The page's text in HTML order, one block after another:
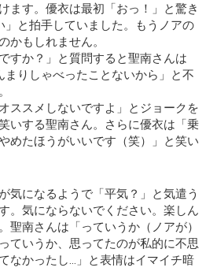
ます。優衣は最初「おっ！」と驚き
」と拍手していました。もうノアの
かもしれません。
すか？」と質問すると聖南さんは
まりしゃべったことないから」
と不
ススメしないですよ」とジョークを
いする聖南さん。さらに優衣は「乗
めたほうがいいです（笑）」と笑い
気になるようで「平気？」と気遣う
。気にならないでください。楽しん
聖南さんは 「っていうか（ノアが）
ていうか、思ってたのが私的に不思
なかったし…」
と表情はイマイチ暗